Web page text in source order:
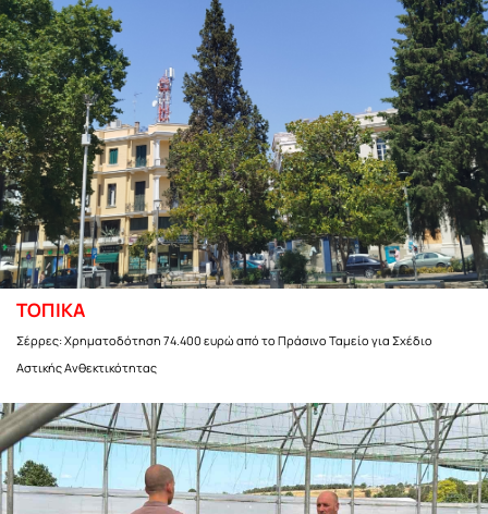
ΤΟΠΙΚΑ
Σέρρες: Χρηματοδότηση 74.400 ευρώ από το Πράσινο Ταμείο για Σχέδιο
Αστικής Ανθεκτικότητας